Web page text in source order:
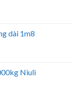
dài 1m8
Niuli